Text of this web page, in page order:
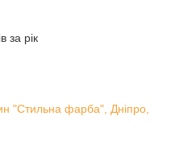
за рік
"Стильна фарба", Дніпро,